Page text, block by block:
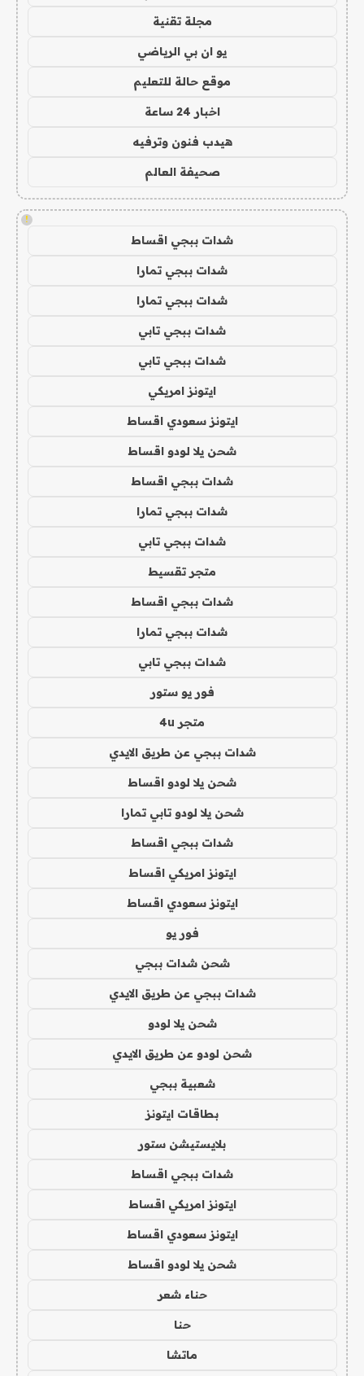
مجلة تقنية
يو ان بي الرياضي
موقع حالة للتعليم
اخبار 24 ساعة
هيدب فنون وترفيه
صحيفة العالم
!
شدات ببجي اقساط
شدات ببجي تمارا
شدات ببجي تمارا
شدات ببجي تابي
شدات ببجي تابي
ايتونز امريكي
ايتونز سعودي اقساط
شحن يلا لودو اقساط
شدات ببجي اقساط
شدات ببجي تمارا
شدات ببجي تابي
متجر تقسيط
شدات ببجي اقساط
شدات ببجي تمارا
شدات ببجي تابي
فور يو ستور
متجر 4u
شدات ببجي عن طريق الايدي
شحن يلا لودو اقساط
شحن يلا لودو تابي تمارا
شدات ببجي اقساط
ايتونز امريكي اقساط
ايتونز سعودي اقساط
فور يو
شحن شدات ببجي
شدات ببجي عن طريق الايدي
شحن يلا لودو
شحن لودو عن طريق الايدي
شعبية ببجي
بطاقات ايتونز
بلايستيشن ستور
شدات ببجي اقساط
ايتونز امريكي اقساط
ايتونز سعودي اقساط
شحن يلا لودو اقساط
حناء شعر
حنا
ماتشا